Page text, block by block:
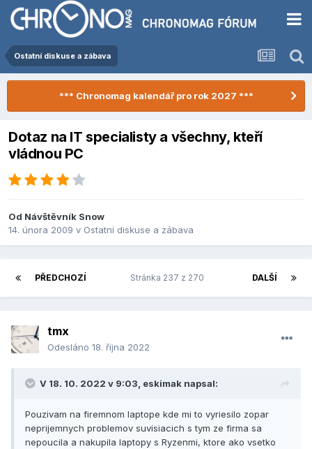
Ostatní diskuse a zábava
*** Chronomag kalendář pro rok 2027 ***
Dotaz na IT specialisty a všechny, kteří
vládnou PC
Od Návštěvník Snow
14. února 2009 v Ostatní diskuse a zábava
PŘEDCHOZÍ DALŠÍ
Stránka 237 z 270
tmx
Odesláno 18. října 2022
V 18. 10. 2022 v 9:03, eskimak napsal:
Pouzivam na firemnom laptope kde mi to vyriesilo zopar
neprijemnych problemov suvisiacich s tym ze firma sa
nepoucila a nakupila laptopy s Ryzenmi, ktore ako vsetko